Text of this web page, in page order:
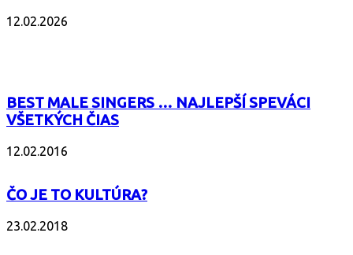
12.02.2026
BEST MALE SINGERS … NAJLEPŠÍ SPEVÁCI
VŠETKÝCH ČIAS
12.02.2016
ČO JE TO KULTÚRA?
23.02.2018